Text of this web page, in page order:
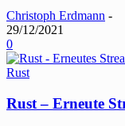
Christoph Erdmann -
29/12/2021
0
Rust
Rust – Erneute